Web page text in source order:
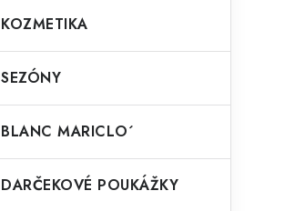
KOZMETIKA
SEZÓNY
BLANC MARICLO´
DARČEKOVÉ POUKÁŽKY